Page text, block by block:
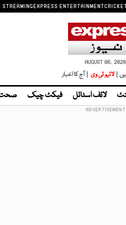
STREAMINGEXPRESS ENTERTAINMENT
AUGUST 06, 2026
| لائیو ٹی وی | آج کا اخبار
لائف اسٹائل فیکٹ چیک